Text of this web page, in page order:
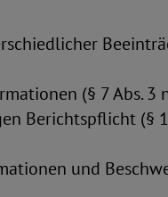
(§ 7 Abs. 3
Berichtspflicht (§
und